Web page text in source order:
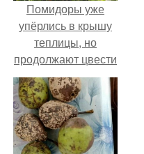
Помидоры уже
упёрлись в крышу
теплицы, но
продолжают цвести
как сумасшедшие?